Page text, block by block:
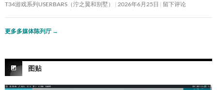
T34游戏系列USERBARS（泞之翼和别墅） 2026年6月25日 留下评论
更多多媒体陈列厅 →
图贴